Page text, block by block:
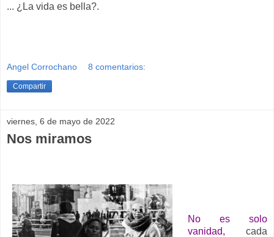
... ¿La vida es bella?.
Angel Corrochano 8 comentarios:
Compartir
viernes, 6 de mayo de 2022
Nos miramos
No es solo
vanidad, cada